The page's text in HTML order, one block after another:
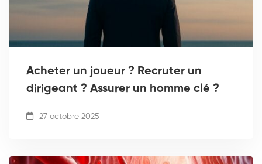
Acheter un joueur ? Recruter un
dirigeant ? Assurer un homme clé ?
27 octobre 2025